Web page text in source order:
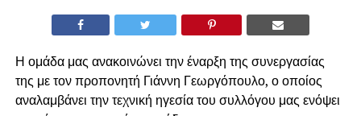
Η ομάδα μας ανακοινώνει την έναρξη της συνεργασίας
της με τον προπονητή Γιάννη Γεωργόπουλο, ο οποίος
αναλαμβάνει την τεχνική ηγεσία του συλλόγου μας ενόψει